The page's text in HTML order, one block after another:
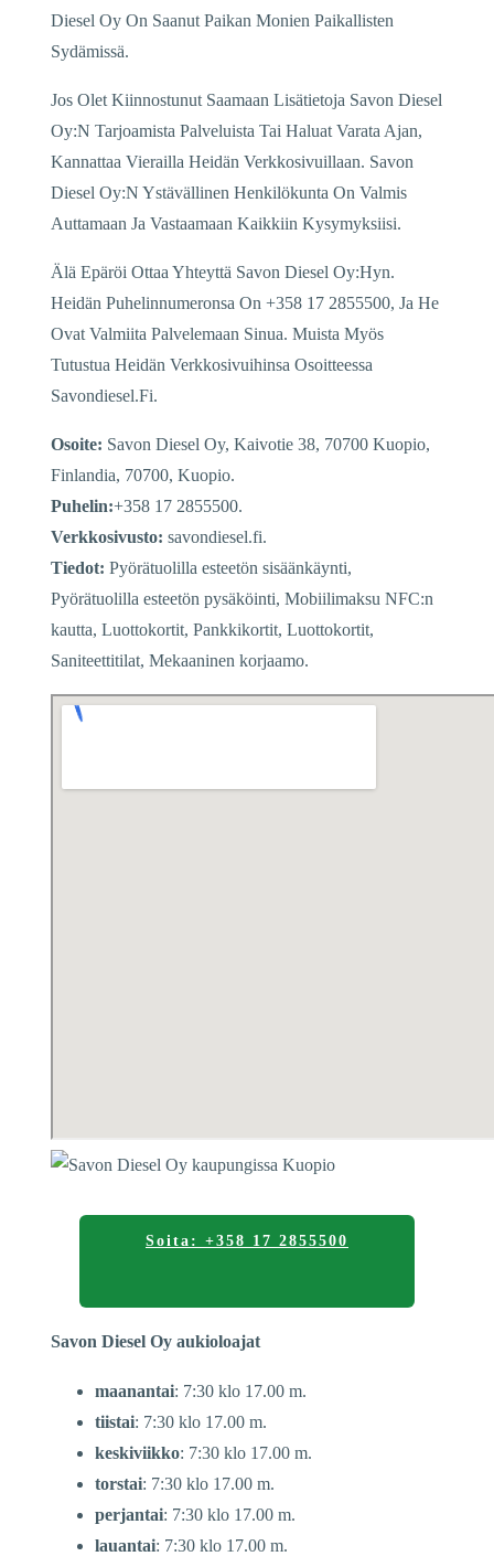
Diesel Oy On Saanut Paikan Monien Paikallisten
Sydämissä.
Jos Olet Kiinnostunut Saamaan Lisätietoja Savon Diesel
Oy:N Tarjoamista Palveluista Tai Haluat Varata Ajan,
Kannattaa Vierailla Heidän Verkkosivuillaan. Savon
Diesel Oy:N Ystävällinen Henkilökunta On Valmis
Auttamaan Ja Vastaamaan Kaikkiin Kysymyksiisi.
Älä Epäröi Ottaa Yhteyttä Savon Diesel Oy:Hyn.
Heidän Puhelinnumeronsa On +358 17 2855500, Ja He
Ovat Valmiita Palvelemaan Sinua. Muista Myös
Tutustua Heidän Verkkosivuihinsa Osoitteessa
Savondiesel.Fi.
Osoite: Savon Diesel Oy, Kaivotie 38, 70700 Kuopio,
Finlandia, 70700, Kuopio.
Puhelin:+358 17 2855500.
Verkkosivusto: savondiesel.fi.
Tiedot: Pyörätuolilla esteetön sisäänkäynti,
Pyörätuolilla esteetön pysäköinti, Mobiilimaksu NFC:n
kautta, Luottokortit, Pankkikortit, Luottokortit,
Saniteettitilat, Mekaaninen korjaamo.
Soita: +358 17 2855500
Savon Diesel Oy aukioloajat
maanantai: 7:30 klo 17.00 m.
tiistai: 7:30 klo 17.00 m.
keskiviikko: 7:30 klo 17.00 m.
torstai: 7:30 klo 17.00 m.
perjantai: 7:30 klo 17.00 m.
lauantai: 7:30 klo 17.00 m.